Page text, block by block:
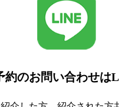
約のお問い合わせは